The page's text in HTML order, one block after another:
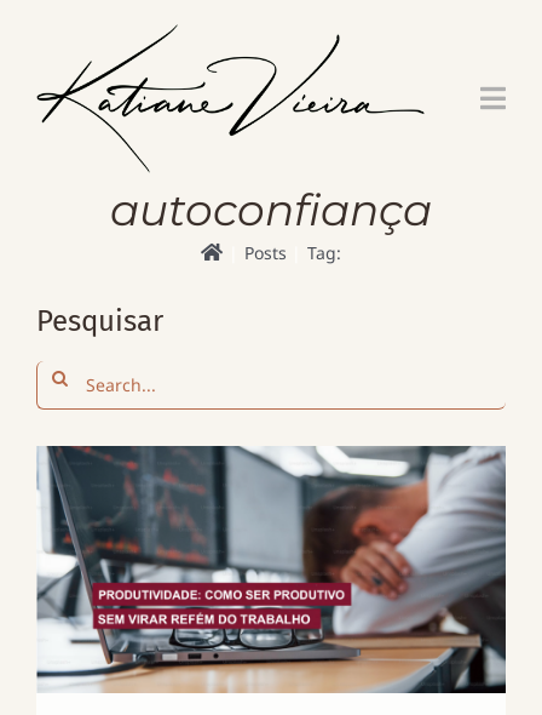
autoconfiança
Posts Tag:
Pesquisar
Search
for: